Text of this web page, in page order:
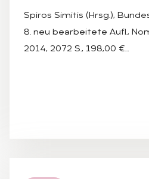
Spiros Simitis (Hrsg.),
8. neu bearbeitete Aufl.,
2014, 2072 S., 198,00 €…